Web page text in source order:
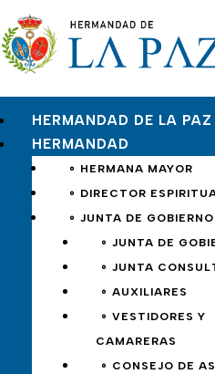
HERMANDAD DE LA PAZ
HERMANDAD
∘ HERMANA MAYOR
∘ DIRECTOR
∘ JUNTA DE GOBIERNO
∘ JUNTA DE
∘ JUNTA
∘ AUXILIARES
∘ VESTIDORES Y
CAMARERAS
∘ CONSEJO DE